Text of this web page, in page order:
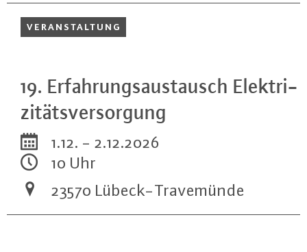
VER­AN­STAL­TUNG
19. Er­fah­rungs­aus­tausch Elek­tri­
zi­täts­ver­sor­gung
1.12. - 2.12.2026
10 Uhr
23570 Lü­beck-Tra­ve­mün­de